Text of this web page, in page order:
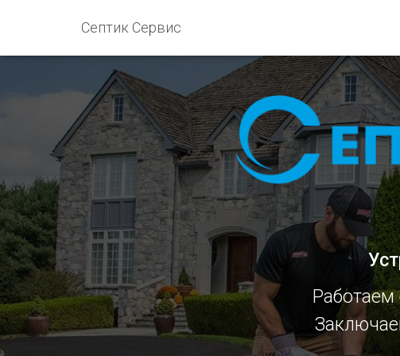
Септик Сервис